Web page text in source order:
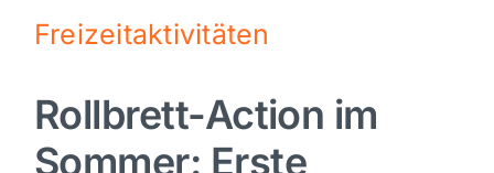
Nachrichten
Politik
Freizeitaktivitäten
Rollbrett-Action im
Sommer: Erste